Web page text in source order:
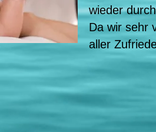
wieder
Da wir sehr
aller